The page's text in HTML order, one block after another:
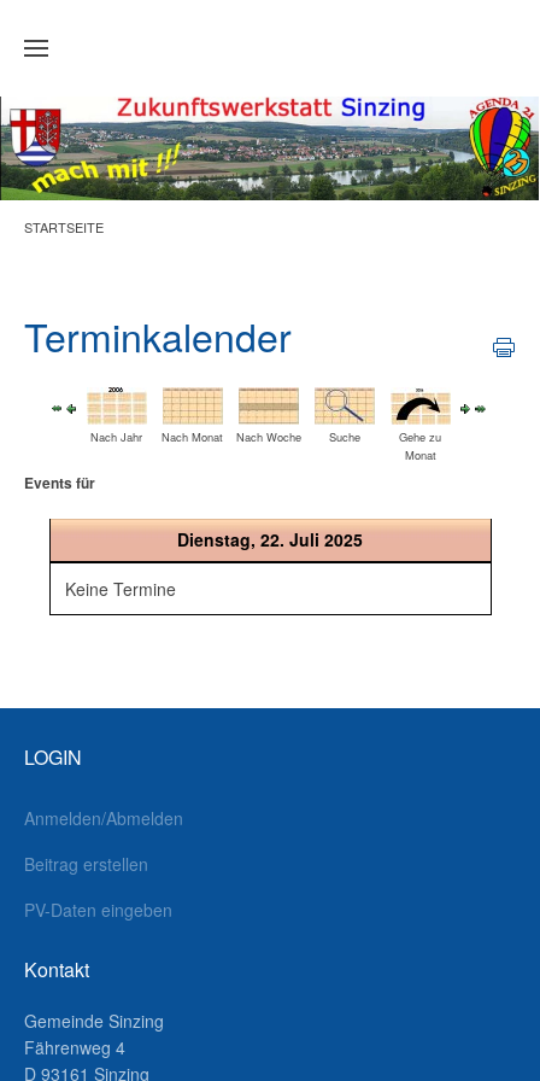
Zum Hauptinhalt springen
STARTSEITE
Terminkalender
Nach Jahr Nach Monat Nach Woche Suche
Gehe zu
Monat
Events für
Dienstag, 22. Juli 2025
Keine Termine
LOGIN
Anmelden/Abmelden
Beitrag erstellen
PV-Daten eingeben
Kontakt
Gemeinde Sinzing
Fährenweg 4
D 93161 Sinzing